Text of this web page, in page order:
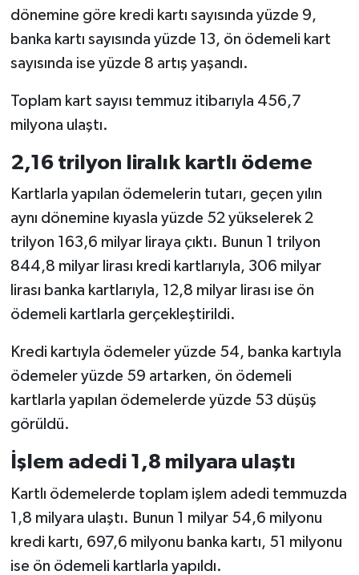
dönemine göre kredi kartı sayısında yüzde 9,
banka kartı sayısında yüzde 13, ön ödemeli kart
sayısında ise yüzde 8 artış yaşandı.
Toplam kart sayısı temmuz itibarıyla 456,7
milyona ulaştı.
2,16 trilyon liralık kartlı ödeme
Kartlarla yapılan ödemelerin tutarı, geçen yılın
aynı dönemine kıyasla yüzde 52 yükselerek 2
trilyon 163,6 milyar liraya çıktı. Bunun 1 trilyon
844,8 milyar lirası kredi kartlarıyla, 306 milyar
lirası banka kartlarıyla, 12,8 milyar lirası ise ön
ödemeli kartlarla gerçekleştirildi.
Kredi kartıyla ödemeler yüzde 54, banka kartıyla
ödemeler yüzde 59 artarken, ön ödemeli
kartlarla yapılan ödemelerde yüzde 53 düşüş
görüldü.
İşlem adedi 1,8 milyara ulaştı
Kartlı ödemelerde toplam işlem adedi temmuzda
1,8 milyara ulaştı. Bunun 1 milyar 54,6 milyonu
kredi kartı, 697,6 milyonu banka kartı, 51 milyonu
ise ön ödemeli kartlarla yapıldı.
Yerel